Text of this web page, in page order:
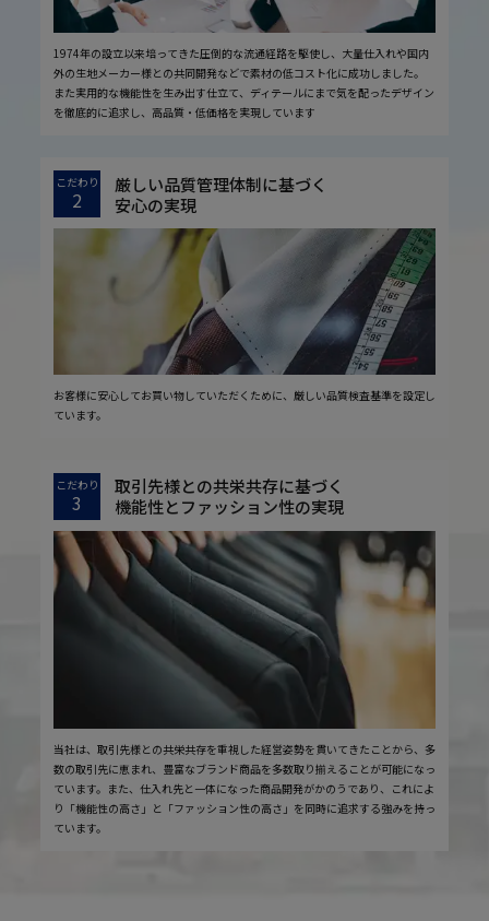
1974年の設立以来培ってきた圧倒的な流通経路を駆使し、大量仕入れや国内
外の生地メーカー様との共同開発などで素材の低コスト化に成功しました。
また実用的な機能性を生み出す仕立て、ディテールにまで気を配ったデザイン
を徹底的に追求し、高品質・低価格を実現しています
こだわり
2
厳しい品質管理体制に基づく
安心の実現
お客様に安心してお買い物していただくために、厳しい品質検査基準を設定し
ています。
こだわり
3
取引先様との共栄共存に基づく
機能性とファッション性の実現
当社は、取引先様との共栄共存を重視した経営姿勢を貫いてきたことから、多
数の取引先に恵まれ、豊富なブランド商品を多数取り揃えることが可能になっ
ています。また、仕入れ先と一体になった商品開発がかのうであり、これによ
り「機能性の高さ」と「ファッション性の高さ」を同時に追求する強みを持っ
ています。